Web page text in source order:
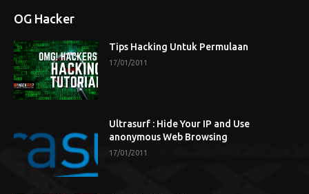
OG Hacker
Tips Hacking Untuk Permulaan
17/01/2011
Ultrasurf : Hide Your IP and Use
anonymous Web Browsing
17/01/2011